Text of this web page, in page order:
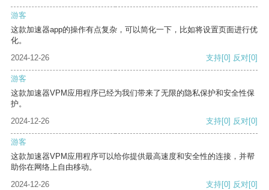
游客
这款加速器app的操作有点复杂，可以简化一下，比如将设置页面进行优
化。
2024-12-26
支持[0] 反对[0]
游客
这款加速器VPM应用程序已经为我们带来了无限的隐私保护和安全性保
护。
2024-12-26
支持[0] 反对[0]
游客
这款加速器VPM应用程序可以给你提供最高速度和安全性的连接，并帮
助你在网络上自由移动。
2024-12-26
支持[0] 反对[0]